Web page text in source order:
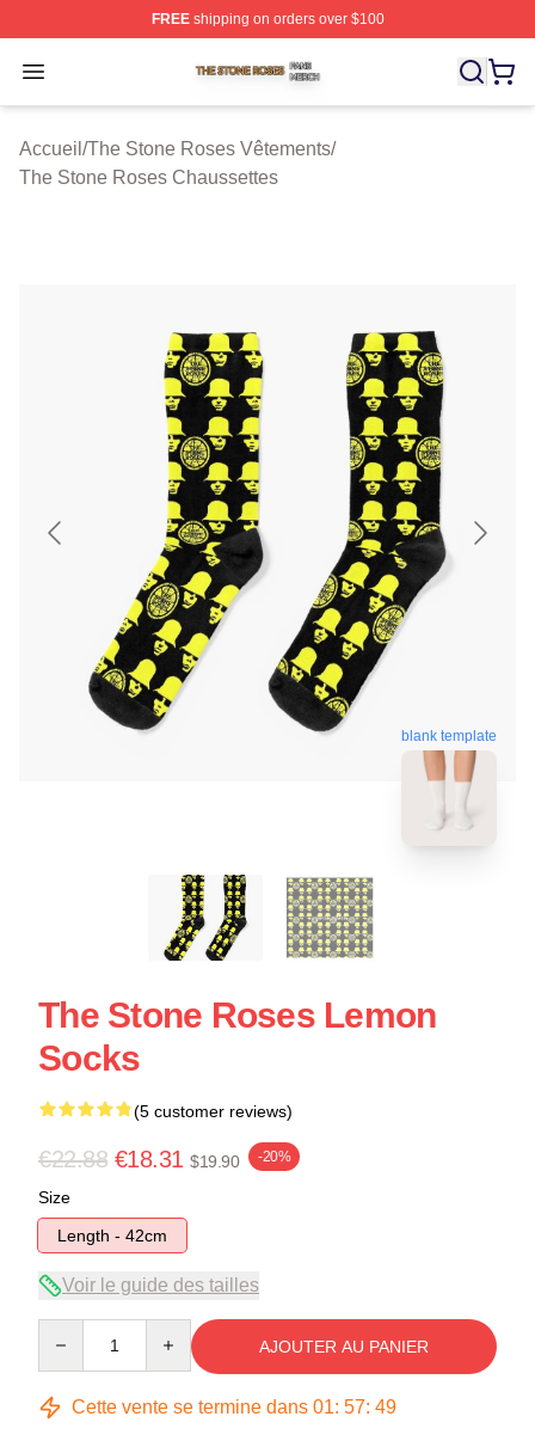
FREEshipping on orders over $100
Open menu
The Stone Roses Shop ⚡️ Officially Licensed The
Accueil /The Stone Roses Vêtements/
The Stone Roses Chaussettes
blank template
The Stone Roses Lemon
Socks
(5 customer reviews)
€22.88 €18.31 $19.90 -20%
Size
Length - 42cm
Voir le guide des tailles
AJOUTER AU PANIER
Cette vente se termine dans 01: 57: 49